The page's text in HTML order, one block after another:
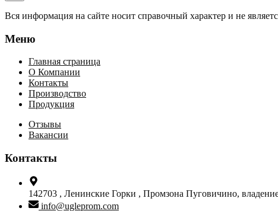
Вся информация на сайте носит справочный характер и не
Меню
Главная страница
О Компании
Контакты
Производство
Продукция
Отзывы
Вакансии
Контакты
142703 , Ленинские Горки , Промзона Пуговичино,
info@ugleprom.com